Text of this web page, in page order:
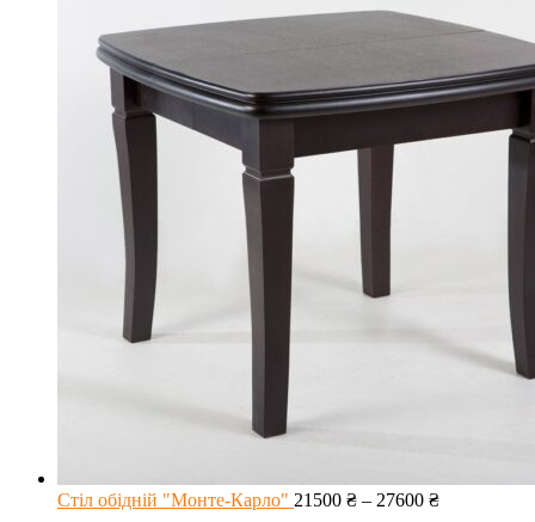
Стіл обідній "Монте-Карло" 21500 ₴ – 27600 ₴